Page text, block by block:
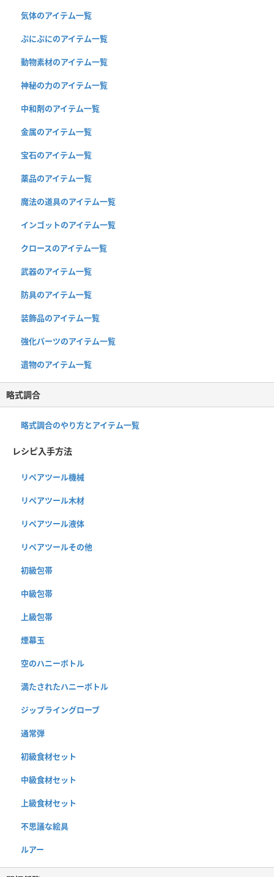
気体のアイテム一覧
ぷにぷにのアイテム一覧
動物素材のアイテム一覧
神秘の力のアイテム一覧
中和剤のアイテム一覧
金属のアイテム一覧
宝石のアイテム一覧
薬品のアイテム一覧
魔法の道具のアイテム一覧
インゴットのアイテム一覧
クロースのアイテム一覧
武器のアイテム一覧
防具のアイテム一覧
装飾品のアイテム一覧
強化パーツのアイテム一覧
遺物のアイテム一覧
略式調合
略式調合のやり方とアイテム一覧
レシピ入手方法
リペアツール機械
リペアツール木材
リペアツール液体
リペアツールその他
初級包帯
中級包帯
上級包帯
煙幕玉
空のハニーボトル
満たされたハニーボトル
ジップライングローブ
通常弾
初級食材セット
中級食材セット
上級食材セット
不思議な絵具
ルアー